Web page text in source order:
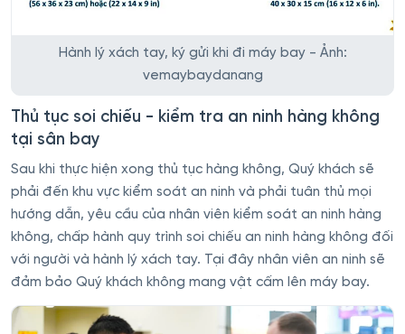
Hành lý xách tay, ký gửi khi đi máy bay - Ảnh:
vemaybaydanang
Thủ tục soi chiếu - kiểm tra an ninh hàng không
tại sân bay
Sau khi thực hiện xong thủ tục hàng không, Quý khách sẽ
phải đến khu vực kiểm soát an ninh và phải tuân thủ mọi
hướng dẫn, yêu cầu của nhân viên kiểm soát an ninh hàng
không, chấp hành quy trình soi chiếu an ninh hàng không đối
với người và hành lý xách tay. Tại đây nhân viên an ninh sẽ
đảm bảo Quý khách không mang vật cấm lên máy bay.